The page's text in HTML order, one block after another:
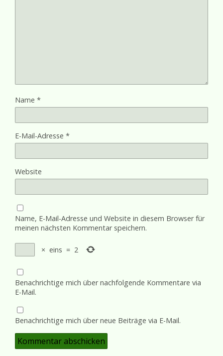
Name *
E-Mail-Adresse *
Website
Name, E-Mail-Adresse und Website in diesem Browser für
meinen nächsten Kommentar speichern.
× eins = 2
Benachrichtige mich über nachfolgende Kommentare via
E-Mail.
Benachrichtige mich über neue Beiträge via E-Mail.